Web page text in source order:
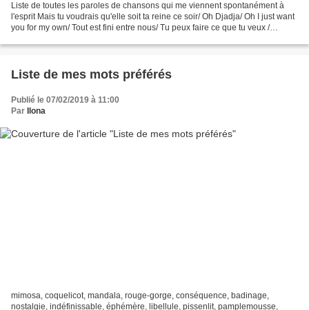
Liste de toutes les paroles de chansons qui me viennent spontanément à
l'esprit Mais tu voudrais qu'elle soit ta reine ce soir/ Oh Djadja/ Oh I just want
you for my own/ Tout est fini entre nous/ Tu peux faire ce que tu veux /
Liste de mes mots préférés
Publié le 07/02/2019 à 11:00
Par
Ilona
mimosa, coquelicot, mandala, rouge-gorge, conséquence, badinage,
nostalgie, indéfinissable, éphémère, libellule, pissenlit, pamplemousse,